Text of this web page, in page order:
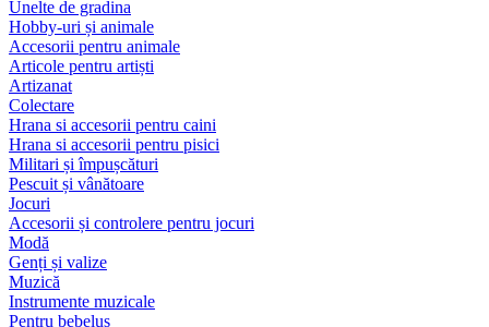
Unelte de gradina
Hobby-uri și animale
Accesorii pentru animale
Articole pentru artiști
Artizanat
Colectare
Hrana si accesorii pentru caini
Hrana si accesorii pentru pisici
Militari și împușcături
Pescuit și vânătoare
Jocuri
Accesorii și controlere pentru jocuri
Modă
Genți și valize
Muzică
Instrumente muzicale
Pentru bebeluș